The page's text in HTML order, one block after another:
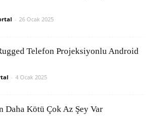
- 26 Ocak 2025
Telefon Projeksiyonlu Android
- 4 Ocak 2025
Daha Kötü Çok Az Şey Var